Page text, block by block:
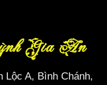
Gia An
Lộc A, Bình Chánh,